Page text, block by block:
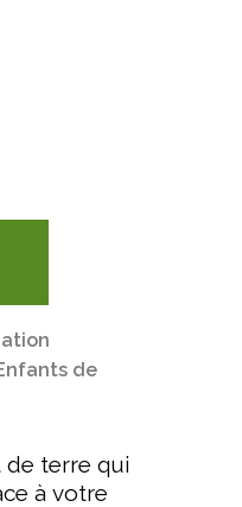
de
terre qui
à votre